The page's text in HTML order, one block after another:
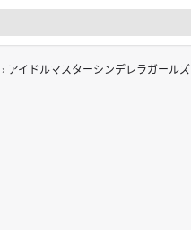
アイドルマスターシンデレラガールズ